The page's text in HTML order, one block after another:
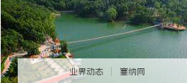
业界动态 塞纳网